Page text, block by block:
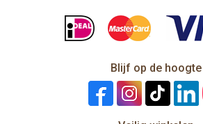
Blijf op de hoogte